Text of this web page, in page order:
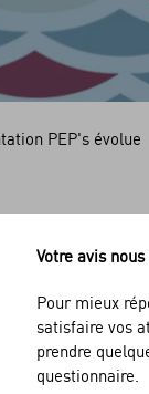
Votre avis
Pour mieux
satisfaire vos
prendre
questionnaire.
PEP's évolue
au plus
dans le menu